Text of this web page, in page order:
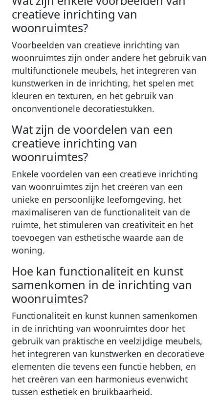
creatieve inrichting van
woonruimtes?
Voorbeelden van creatieve inrichting van
woonruimtes zijn onder andere het gebruik van
multifunctionele meubels, het integreren van
kunstwerken in de inrichting, het spelen met
kleuren en texturen, en het gebruik van
onconventionele decoratiestukken.
Wat zijn de voordelen van een
creatieve inrichting van
woonruimtes?
Enkele voordelen van een creatieve inrichting
van woonruimtes zijn het creëren van een
unieke en persoonlijke leefomgeving, het
maximaliseren van de functionaliteit van de
ruimte, het stimuleren van creativiteit en het
toevoegen van esthetische waarde aan de
woning.
Hoe kan functionaliteit en kunst
samenkomen in de inrichting van
woonruimtes?
Functionaliteit en kunst kunnen samenkomen
in de inrichting van woonruimtes door het
gebruik van praktische en veelzijdige meubels,
het integreren van kunstwerken en decoratieve
elementen die tevens een functie hebben, en
het creëren van een harmonieus evenwicht
tussen esthetiek en bruikbaarheid.